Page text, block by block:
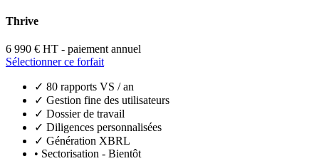
Thrive
6 990 € HT - paiement annuel
Sélectionner ce forfait
✓ 80 rapports VS / an
✓ Gestion fine des utilisateurs
✓ Dossier de travail
✓ Diligences personnalisées
✓ Génération XBRL
• Sectorisation - Bientôt